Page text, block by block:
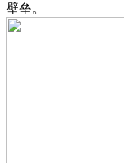
壁垒。